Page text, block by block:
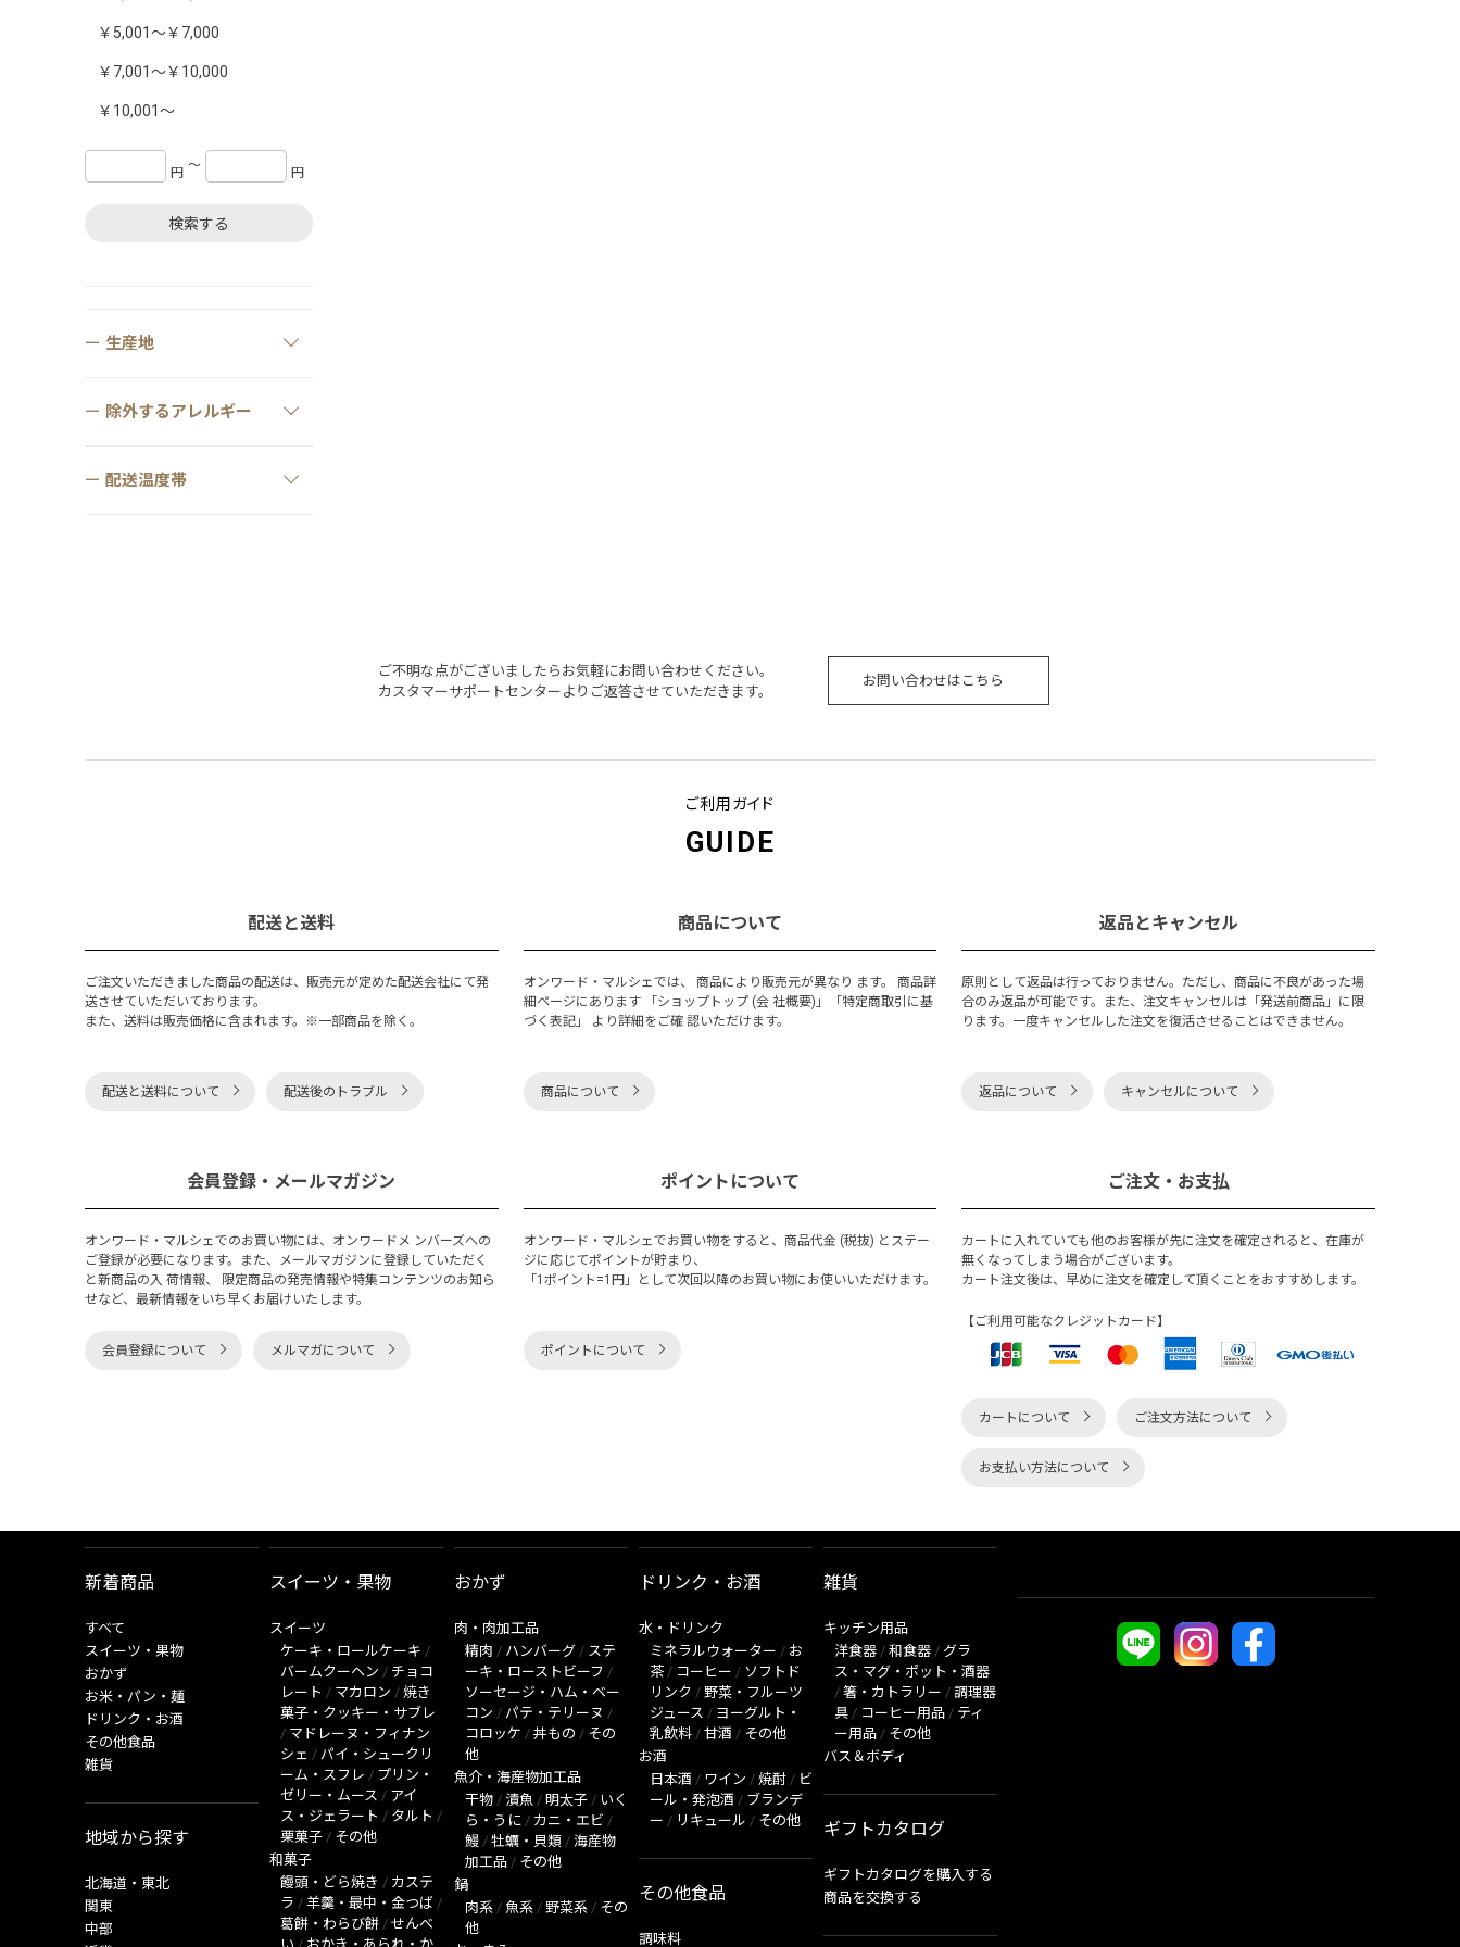
￥5,001～￥7,000
￥7,001～￥10,000
￥10,001～
円 〜 円
検索する
生産地
除外するアレルギー
配送温度帯
ご不明な点がございましたらお気軽にお問い合わせください。
カスタマーサポートセンターよりご返答させていただきます。
お問い合わせはこちら
ご利用ガイド
GUIDE
配送と送料
ご注文いただきました商品の配送は、販売元が定めた配送会社にて発
送させていただいております。
また、送料は販売価格に含まれます。※一部商品を除く。
配送と送料について 配送後のトラブル
商品について
オンワード・マルシェでは、 商品により販売元が異なり ます。 商品詳
細ページにあります 「ショップトップ (会 社概要)」「特定商取引に基
づく表記」 より詳細をご確 認いただけます。
商品について
返品とキャンセル
原則として返品は行っておりません。ただし、商品に不良があった場
合のみ返品が可能です。また、注文キャンセルは「発送前商品」に限
ります。一度キャンセルした注文を復活させることはできません。
返品について キャンセルについて
会員登録・メールマガジン
オンワード・マルシェでのお買い物には、オンワードメ ンバーズへの
ご登録が必要になります。また、メールマガジンに登録していただく
と新商品の入 荷情報、 限定商品の発売情報や特集コンテンツのお知ら
せなど、最新情報をいち早くお届けいたします。
会員登録について メルマガについて
ポイントについて
オンワード・マルシェでお買い物をすると、商品代金 (税抜) とステー
ジに応じてポイントが貯まり、
「1ポイント=1円」として次回以降のお買い物にお使いいただけます。
ポイントについて
ご注文・お支払
カートに入れていても他のお客様が先に注文を確定されると、在庫が
無くなってしまう場合がございます。
カート注文後は、早めに注文を確定して頂くことをおすすめします。
【ご利用可能なクレジットカード】
カートについて ご注文方法について
お支払い方法について
新着商品
すべて
スイーツ・果物
おかず
お米・パン・麺
ドリンク・お酒
その他食品
雑貨
地域から探す
北海道・東北
関東
中部
スイーツ・果物
スイーツ
ケーキ・ロールケーキ /
バームクーヘン / チョコ
レート / マカロン / 焼き
菓子・クッキー・サブレ
/ マドレーヌ・フィナン
シェ / パイ・シュークリ
ーム・スフレ / プリン・
ゼリー・ムース / アイ
ス・ジェラート / タルト /
栗菓子 / その他
和菓子
饅頭・どら焼き / カステ
ラ / 羊羹・最中・金つば /
葛餅・わらび餅 / せんべ
おかず
肉・肉加工品
精肉 / ハンバーグ / ステ
ーキ・ローストビーフ /
ソーセージ・ハム・ベー
コン / パテ・テリーヌ /
コロッケ / 丼もの / その
他
魚介・海産物加工品
干物 / 漬魚 / 明太子 / いく
ら・うに / カニ・エビ /
鰻 / 牡蠣・貝類 / 海産物
加工品 / その他
鍋
肉系 / 魚系 / 野菜系 / その
他
ドリンク・お酒
水・ドリンク
ミネラルウォーター / お
茶 / コーヒー / ソフトド
リンク / 野菜・フルーツ
ジュース / ヨーグルト・
乳飲料 / 甘酒 / その他
お酒
日本酒 / ワイン / 焼酎 / ビ
ール・発泡酒 / ブランデ
ー / リキュール / その他
その他食品
調味料
雑貨
キッチン用品
洋食器 / 和食器 / グラ
ス・マグ・ポット・酒器
/ 箸・カトラリー / 調理器
具 / コーヒー用品 / ティ
ー用品 / その他
バス＆ボディ
ギフトカタログ
ギフトカタログを購入する
商品を交換する